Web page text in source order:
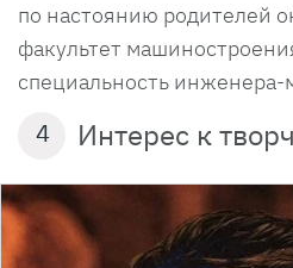
по настоянию родителей
факультет
специальность инженера-
4 Интерес к